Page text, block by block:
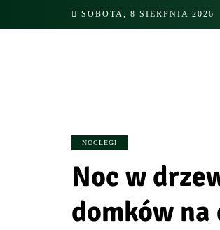
SOBOTA, 8 SIERPNIA 2026
NOCLEGI
Noc w
domków